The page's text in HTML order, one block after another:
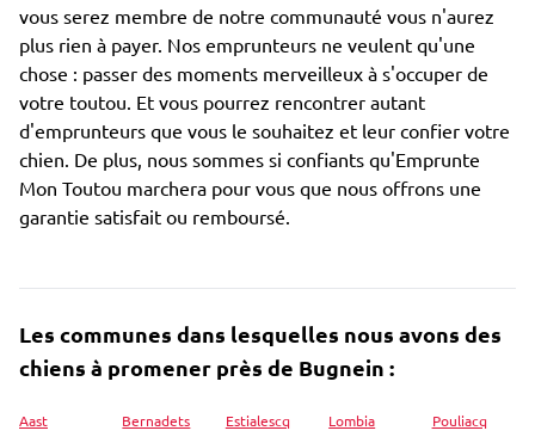
vous serez membre de notre communauté vous n'aurez
plus rien à payer. Nos emprunteurs ne veulent qu'une
chose : passer des moments merveilleux à s'occuper de
votre toutou. Et vous pourrez rencontrer autant
d'emprunteurs que vous le souhaitez et leur confier votre
chien. De plus, nous sommes si confiants qu'Emprunte
Mon Toutou marchera pour vous que nous offrons une
garantie satisfait ou remboursé.
Les communes dans lesquelles nous avons des
chiens à promener près de Bugnein :
Aast
Bernadets
Estialescq
Lombia
Pouliacq